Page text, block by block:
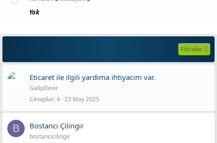
Yok
Filtreler
Eticaret ile ilgili yardıma ihtiyacım var.
GalipDevir
Cevaplar 4 23 May 2025
B Bostancı Çilingir
bostancicilingir